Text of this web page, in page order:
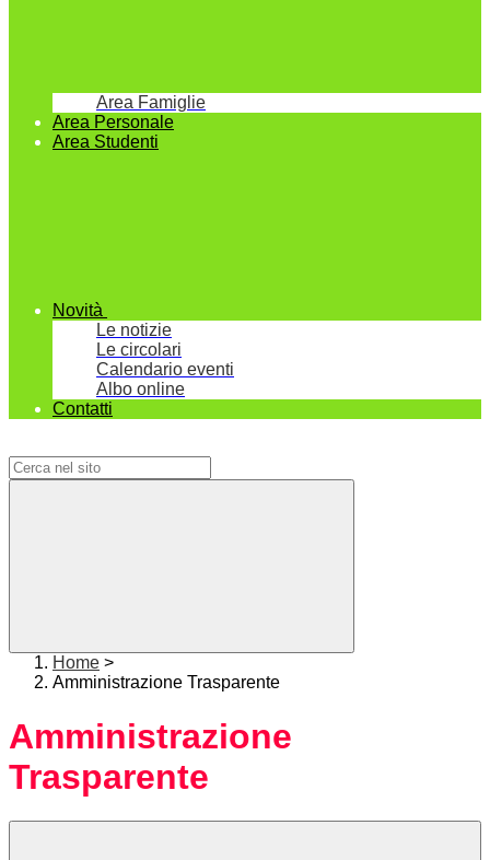
Area Famiglie
Area Personale
Area Studenti
Novità
Le notizie
Le circolari
Calendario eventi
Albo online
Contatti
Home >
Amministrazione Trasparente
Amministrazione
Trasparente